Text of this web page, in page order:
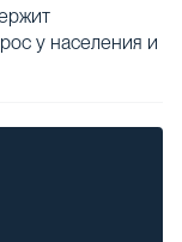
у населения и